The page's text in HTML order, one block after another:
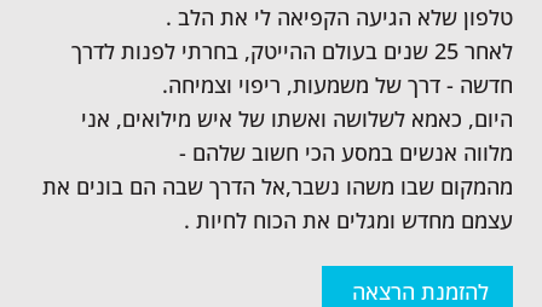
להזמנת הרצאה
טלפון שלא הגיעה הקפיאה לי את הלב .
לאחר 25 שנים בעולם ההייטק, בחרתי לפנות לדרך
חדשה - דרך של משמעות, ריפוי וצמיחה.
היום, כאמא לשלושה ואשתו של איש מילואים, אני
מלווה אנשים במסע הכי חשוב שלהם -
מהמקום שבו משהו נשבר,אל הדרך שבה הם בונים את
עצמם מחדש ומגלים את הכוח לחיות .